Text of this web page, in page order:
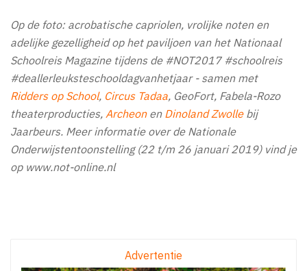
Op de foto: acrobatische capriolen, vrolijke noten en
adelijke gezelligheid op het paviljoen van het Nationaal
Schoolreis Magazine tijdens de #NOT2017 #schoolreis
#deallerleuksteschooldagvanhetjaar - samen met
Ridders op School, Circus Tadaa, GeoFort, Fabela-Rozo
theaterproducties, Archeonen Dinoland Zwollebij
Jaarbeurs. Meer informatie over de Nationale
Onderwijstentoonstelling (22 t/m 26 januari 2019) vind je
op www.not-online.nl
Advertentie